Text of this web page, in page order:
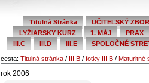
Titulná Stránka
UČITEĽSKÝ ZBOR
LYŽIARSKY KURZ
1. MÁJ
PRAX
III.C
III.D III.E SPOLOČNÉ
cesta: Titulná stránka / III.B / fotky III B / Maturitné
rok 2006